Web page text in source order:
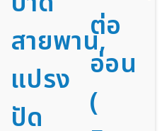
สายพาน,
แปรง
ปัด
ต่อ
อ่อน
(